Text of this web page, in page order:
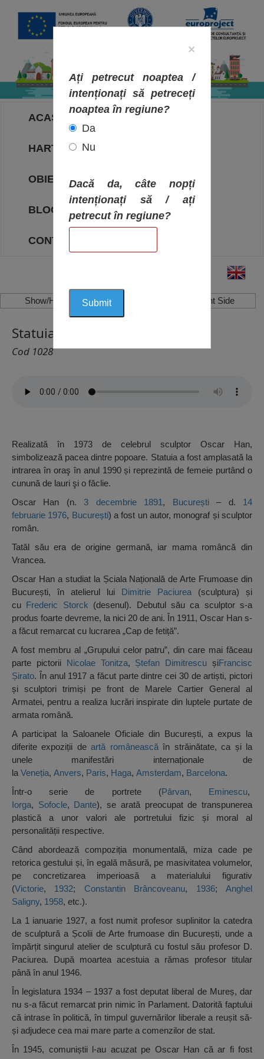
ACASA
HARTA OBIECTIVELOR
OBIECTIVE
BLOG
CONTACT
Show/Hide Left Side Show/Hide Right Side
Statuia Triumf, Giurgiu
Cod 1028
Realizată în 1973 de celebrul sculptor Oscar Han,
simbolizează pacea dintre popoare. Statuia a fost amplasată la
intrarea în oraş în anul 1990 și reprezintă de femeie purtând o
cunună de lauri şi o făclie.
Oscar Han (n.3 decembrie 1891 , București– d. 14
februarie 1976, București) a fost un autor, monograf și sculptor
român.
Tatăl său era de origine germană, iar mama româncă din
Vrancea.
Oscar Han a studiat la Șciala Națională de Arte Frumoase din
București, în atelierul lui Dimitrie Paciurea (sculptura) și
cu Frederic Storck (desenul). Debutul său ca sculptor s-a
produs foarte devreme, la nici 20 de ani. În 1911, Oscar Han s-
a făcut remarcat cu lucrarea „Cap de fetiță”.
A fost membru al „Grupului celor patru”, din care mai făceau
parte pictorii Nicolae Tonitza, Ștefan Dimitrescu șiFrancisc
Șirato. În anul 1917 a făcut parte dintre cei 30 de artiști, pictori
și sculptori trimiși pe front de Marele Cartier General al
Armatei, pentru a realiza lucrări inspirate din luptele purtate de
armata română.
A participat la Saloanele Oficiale din București, a expus la
diferite expoziții deartă româneascăîn străinătate, ca și la
unele manifestări internaționale de
la Veneția, Anvers, Paris, Haga, Amsterdam, Barcelona.
Într-o serie de portrete (Pârvan, Eminescu,
Iorga, Sofocle, Dante), se arată preocupat de transpunerea
plastică a unor valori ale portretului fizic și moral al
personalității respective.
Când abordează compoziția monumentală, miza cade pe
retorica gestului și, în egală măsură, pe masivitatea volumelor,
pe concretizarea imperioasă a materialului figurativ
(Victorie, 1932; Constantin Brâncoveanu, 1936;Anghel
Saligny, 1958, etc.).
La 1 ianuarie 1927, a fost numit profesor suplinitor la catedra
de sculptură a Școlii de Arte frumoase din București, unde a
împărțit singurul atelier de sculptură cu fostul său profesor D.
Paciurea. După moartea acestuia a rămas profesor titular
până în anul 1946.
În legislatura 1934 – 1937 a fost deputat liberal de Mureș, dar
nu s-a făcut remarcat prin nimic în Parlament. Datorită faptului
că intrase în politică, în timpul guvernărilor liberale a reușit să-
și adjudece cea mai mare parte a comenzilor de stat.
În 1945, comuniștii l-au acuzat pe Oscar Han că ar fi fost
×
Ați petrecut noaptea /
intenționați să petreceți
noaptea în regiune?
Da
Nu
Dacă da, câte nopți
intenționați să / ați
petrecut în regiune?